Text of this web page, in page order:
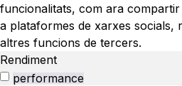
funcionalitats, com ara
a plataformes de xarxes socials,
altres funcions de tercers.
Rendiment
performance